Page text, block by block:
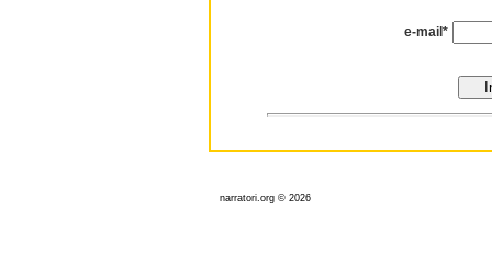
e-mail*
narratori.org © 2026